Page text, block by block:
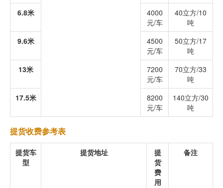
6.8米
4000
元/车
40立方/10
吨
9.6米
4500
元/车
50立方/17
吨
13米
7200
元/车
70立方/33
吨
17.5米
8200
元/车
140立方/30
吨
提货收费参考表
提货车
型
提货地址
提
货
费
用
备注